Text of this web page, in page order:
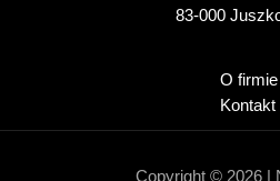
83-000
O firmie
Kontakt
Copyright © 2026 |